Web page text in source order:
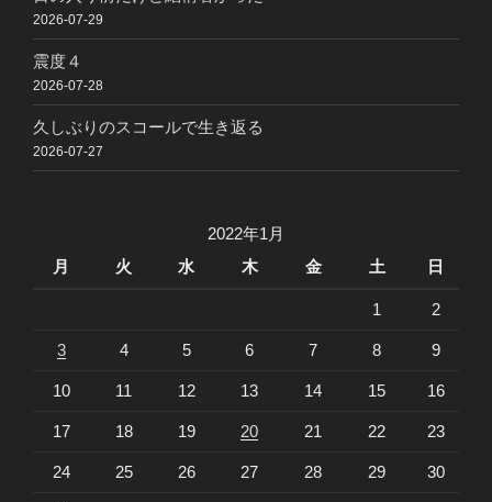
2026-07-29
震度４
2026-07-28
久しぶりのスコールで生き返る
2026-07-27
2022年1月
月
火 水 木 金 土 日
1 2
3 4 5 6 7 8 9
10 11 12 13 14 15 16
17 18 19 20 21 22 23
24 25 26 27 28 29 30